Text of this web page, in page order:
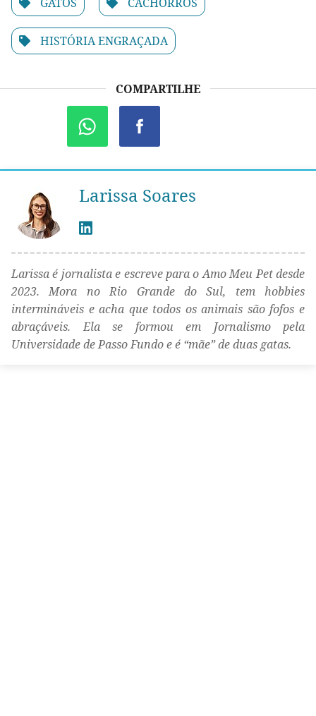
HISTÓRIA ENGRAÇADA
COMPARTILHE
Larissa Soares
Larissa é jornalista e escreve para o Amo Meu Pet desde
2023. Mora no Rio Grande do Sul, tem hobbies
intermináveis e acha que todos os animais são fofos e
abraçáveis. Ela se formou em Jornalismo pela
Universidade de Passo Fundo e é “mãe” de duas gatas.